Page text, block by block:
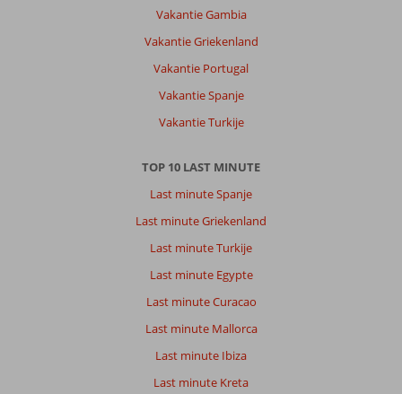
Vakantie Gambia
Vakantie Griekenland
Vakantie Portugal
Vakantie Spanje
Vakantie Turkije
TOP 10 LAST MINUTE
Last minute Spanje
Last minute Griekenland
Last minute Turkije
Last minute Egypte
Last minute Curacao
Last minute Mallorca
Last minute Ibiza
Last minute Kreta